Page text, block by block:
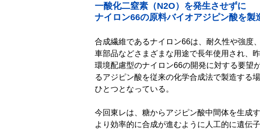
一酸化二窒素（N2O）を発生させずに
ナイロン66の原料バイオアジピン酸を製
合成繊維であるナイロン66は、耐久性や強度
車部品などさまざまな用途で長年使用され、
環境配慮型のナイロン66の開発に対する要望
るアジピン酸を従来の化学合成法で製造する
ひとつとなっている。
今回東レは、糖からアジピン酸中間体を生成
より効率的に合成が進むように人工的に遺伝